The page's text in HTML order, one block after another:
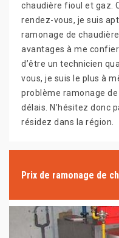
chaudière fioul et gaz.
rendez-vous, je suis
ramonage de
avantages à me
d’être un technicien
vous, je suis le plus à
problème ramonage
délais. N’hésitez donc
résidez dans la région.
Prix de ramonage de